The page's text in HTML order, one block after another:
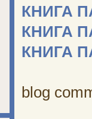
КНИГА
КНИГА
КНИГА
blog